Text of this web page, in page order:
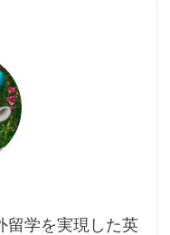
留学を実現した英